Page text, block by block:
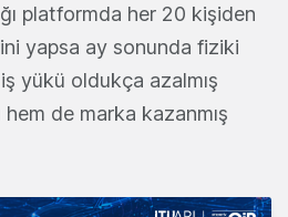
platformda her 20 kişiden
yapsa ay sonunda fiziki
yükü oldukça azalmış
hem de marka kazanmış